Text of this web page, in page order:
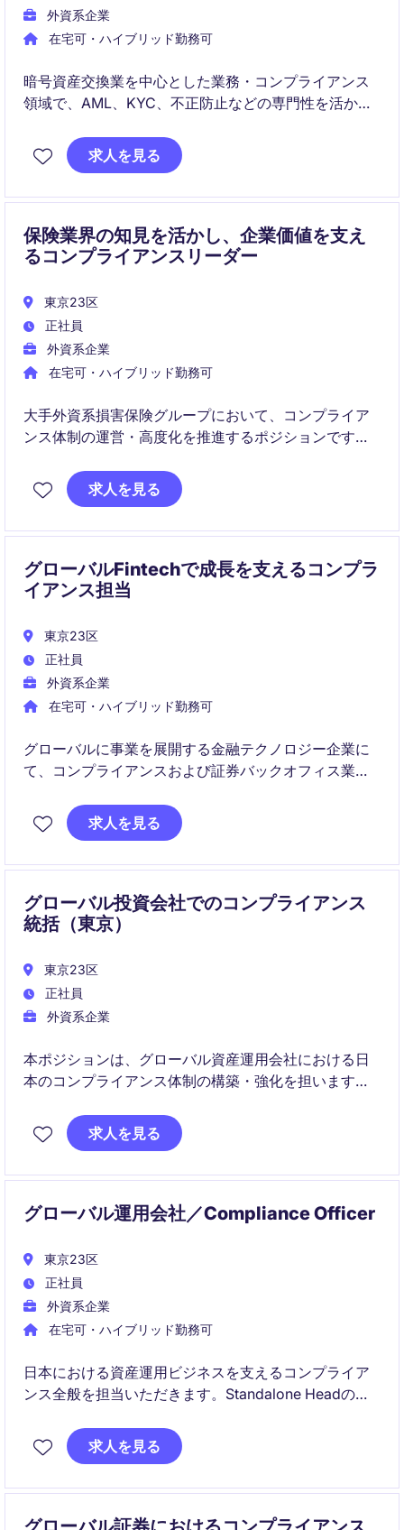
外資系企業
在宅可・ハイブリッド勤務可
暗号資産交換業を中心とした業務・コンプライアンス
領域で、AML、KYC、不正防止などの専門性を活かし
能も横断的に担うポジションです。組織の成長フェー
ズにおいて、柔軟性と主体性を持って活躍できる方を
求人を見る
保険業界の知見を活かし、企業価値を支え
るコンプライアンスリーダー
東京23区
正社員
外資系企業
在宅可・ハイブリッド勤務可
大手外資系損害保険グループにおいて、コンプライア
ンス体制の運営・高度化を推進するポジションです。
応、コンプライアンス文化の醸成に貢献いただきま
す。
求人を見る
グローバルFintechで成長を支えるコンプラ
イアンス担当
東京23区
正社員
外資系企業
在宅可・ハイブリッド勤務可
グローバルに事業を展開する金融テクノロジー企業に
て、コンプライアンスおよび証券バックオフィス業務
え、海外チームとの連携や業務改善プロジェクトにも
携わることができるポジションです。
求人を見る
グローバル投資会社でのコンプライアンス
統括（東京）
東京23区
正社員
外資系企業
本ポジションは、グローバル資産運用会社における日
本のコンプライアンス体制の構築・強化を担います。
バイスや対応をリードしていただきます。
求人を見る
グローバル運用会社／Compliance Officer
東京23区
正社員
外資系企業
在宅可・ハイブリッド勤務可
日本における資産運用ビジネスを支えるコンプライア
ンス全般を担当いただきます。Standalone Headの立
なポジションです。
求人を見る